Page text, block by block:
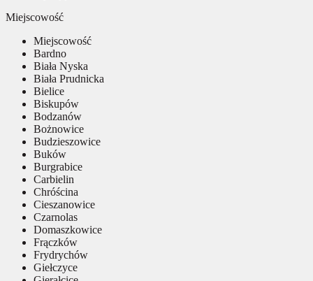
Miejscowość
Miejscowość
Bardno
Biała Nyska
Biała Prudnicka
Bielice
Biskupów
Bodzanów
Bożnowice
Budzieszowice
Buków
Burgrabice
Carbielin
Chróścina
Cieszanowice
Czarnolas
Domaszkowice
Frączków
Frydrychów
Giełczyce